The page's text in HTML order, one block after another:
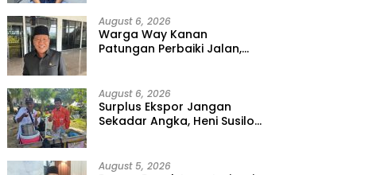
August 6, 2026
Warga Way Kanan
Patungan Perbaiki Jalan,
August 6, 2026
Surplus Ekspor Jangan
Sekadar Angka, Heni Susilo
August 5, 2026